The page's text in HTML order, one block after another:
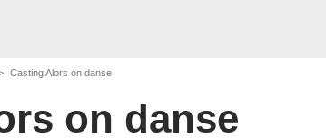
Casting Alors on danse
on danse